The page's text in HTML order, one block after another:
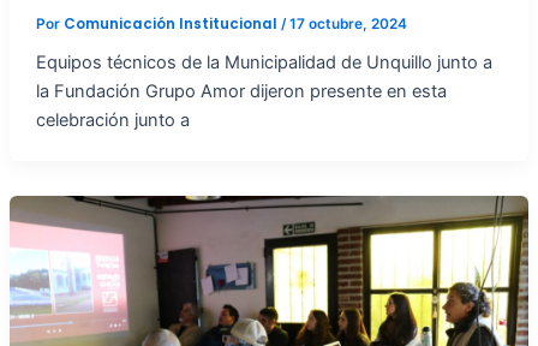
Por Comunicación Institucional /17 octubre, 2024
Equipos técnicos de la Municipalidad de Unquillo junto a
la Fundación Grupo Amor dijeron presente en esta
celebración junto a